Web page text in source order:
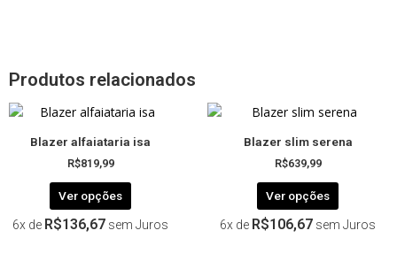
Produtos relacionados
Blazer alfaiataria isa
R$819,99
Ver opções
Este
tem
variantes.
As
opções
6x de R$136,67 sem Juros
Blazer slim serena
R$639,99
Ver opções
Este
tem
variantes.
As
opções
6x de R$106,67 sem Juros